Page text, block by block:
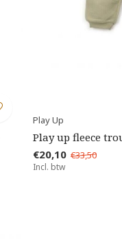
Play Up
Play up fleece
€20,10 €33,50
Incl. btw